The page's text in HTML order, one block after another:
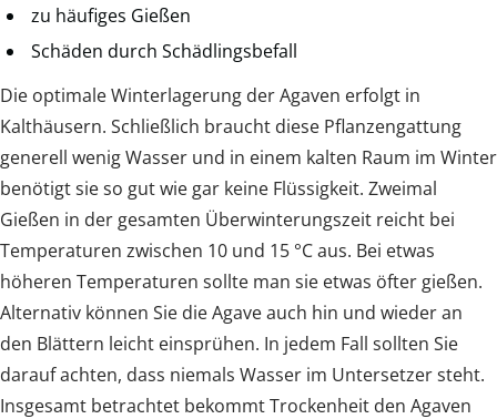
zu häufiges Gießen
Schäden durch Schädlingsbefall
Die optimale Winterlagerung der Agaven erfolgt in
Kalthäusern. Schließlich braucht diese Pflanzengattung
generell wenig Wasser und in einem kalten Raum im Winter
benötigt sie so gut wie gar keine Flüssigkeit. Zweimal
Gießen in der gesamten Überwinterungszeit reicht bei
Temperaturen zwischen 10 und 15 °C aus. Bei etwas
höheren Temperaturen sollte man sie etwas öfter gießen.
Alternativ können Sie die Agave auch hin und wieder an
den Blättern leicht einsprühen. In jedem Fall sollten Sie
darauf achten, dass niemals Wasser im Untersetzer steht.
Insgesamt betrachtet bekommt Trockenheit den Agaven